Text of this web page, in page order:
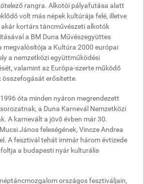
rangra. Alkotói pályafutása alatt
volt más népek kultúrája felé, illetve
akár kortárs táncművészeti alkotók
a BM Duna Művészegyüttes
megvalósítója a Kultúra 2000 európai
a nemzetközi együttműködési
valamint az Európa-szerte működő
összefogását erősítette.
óta minden nyáron megrendezett
a Duna Karnevál Nemzetközi
A karnevált a jövő évben már 30.
János feleségének, Vincze Andrea
A fesztivál tehát immár három évtizede
a budapesti nyár kulturális
országos fesztiváljain,